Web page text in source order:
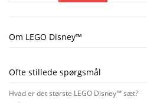
Om LEGO Disney™
Ofte stillede spørgsmål
Hvad er det største LEGO Disney™ sæt?